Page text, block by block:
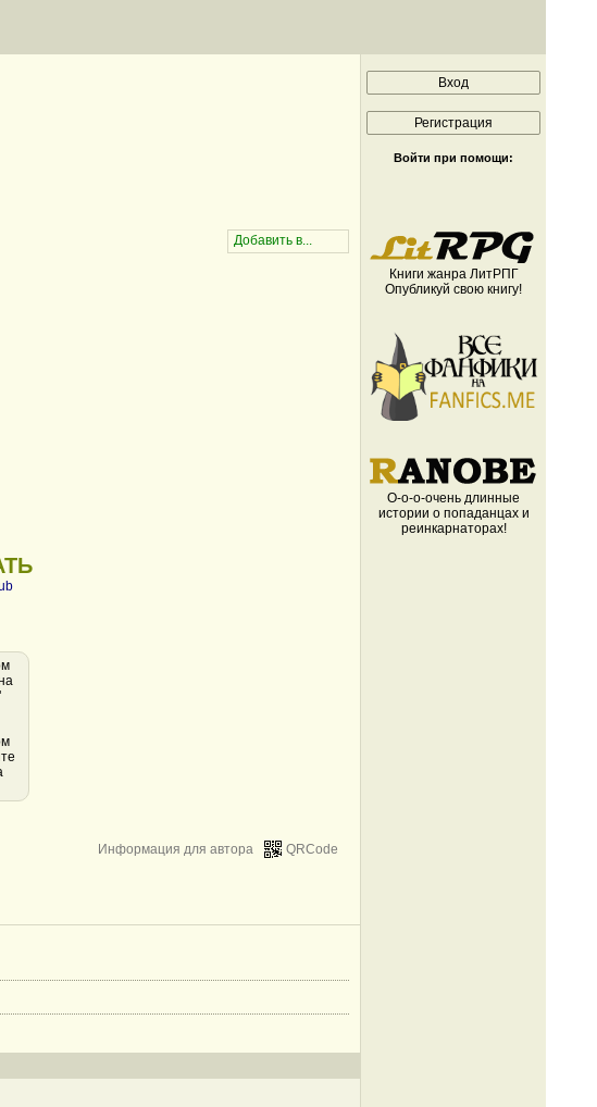
QRCode
Информация для автора
Войти при помощи:
Книги жанра ЛитРПГ
Опубликуй свою книгу!
О-о-о-очень длинные
истории о попаданцах и
реинкарнаторах!